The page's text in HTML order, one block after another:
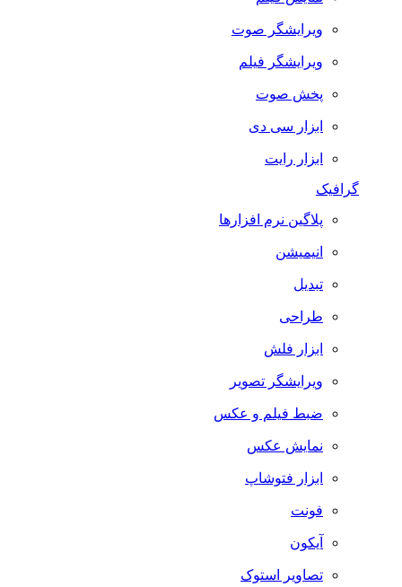
ویرایشگر صوت
ویرایشگر فیلم
پخش صوت
ابزار سی دی
ابزار رایت
گرافیک
پلاگین نرم افزارها
انیمیشن
تبدیل
طراحی
ابزار فلش
ویرایشگر تصویر
ضبط فيلم و عكس
نمایش عکس
ابزار فتوشاپ
فونت
آیکون
تصاویر استوک